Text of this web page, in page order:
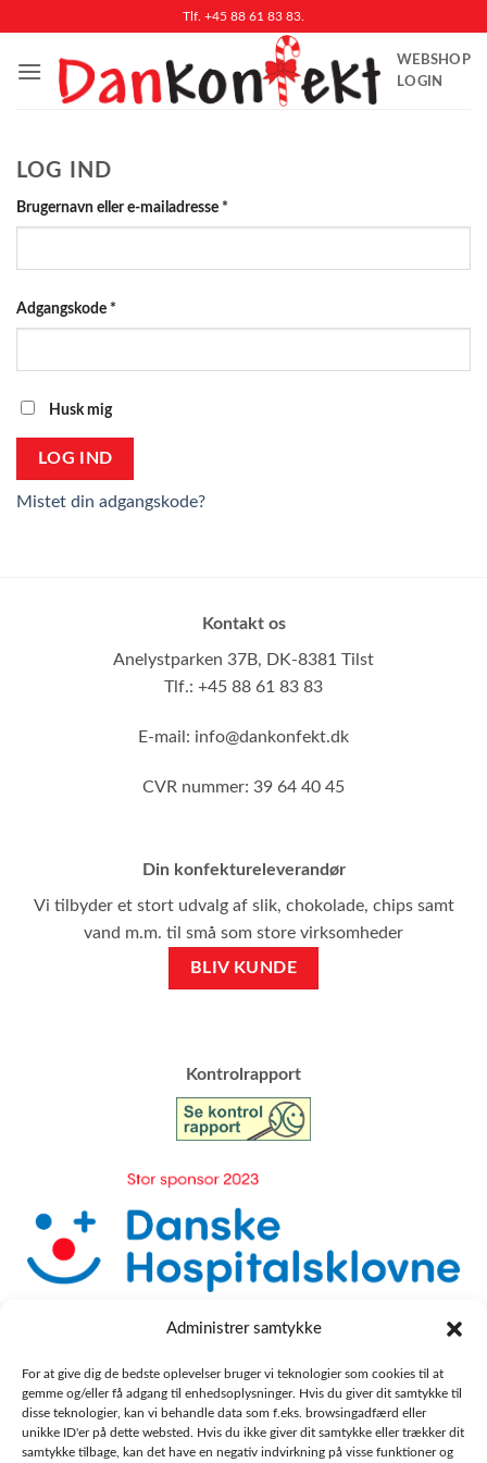
Administrer samtykke
For at give dig de bedste oplevelser bruger vi teknologier som cookies til at
gemme og/eller få adgang til enhedsoplysninger. Hvis du giver dit samtykke til
disse teknologier, kan vi behandle data som f.eks. browsingadfærd eller
unikke ID'er på dette websted. Hvis du ikke giver dit samtykke eller trækker dit
samtykke tilbage, kan det have en negativ indvirkning på visse funktioner og
indhold
Tlf. +45 88 61 83 83.
WEBSHOP
LOGIN
LOG IND
Brugernavn eller e-mailadresse *
Adgangskode *
Husk mig
LOG IND
Mistet din adgangskode?
Kontakt os
Anelystparken 37B, DK-8381 Tilst
Tlf.: +45 88 61 83 83
E-mail: info@dankonfekt.dk
CVR nummer: 39 64 40 45
Din konfektureleverandør
Vi tilbyder et stort udvalg af slik, chokolade, chips samt
vand m.m. til små som store virksomheder
BLIV KUNDE
​Kontrolrapport